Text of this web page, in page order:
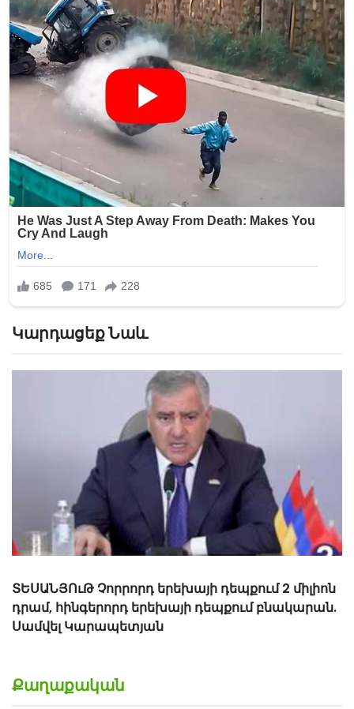
Կարդացեք Նաև
«Ալեն Սիմոնյանը կարծում է, որ ես հետևից
կգրկեմ նրան, բայց ես սիրում եմ գրկել կանանց»․
Ռուբեն Հայրապետյան
Քաղաքական